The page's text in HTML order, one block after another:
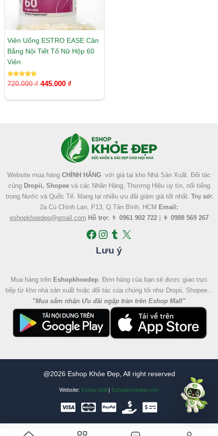
Viên Uống ESTRO EASE Cân
Bằng Nội Tiết Tố Nữ Hộp 60
Viên
Được xếp
hạng
720.000₫ 445.000 ₫
Website mua hàng CHÍNH HÃNG với giá tại kho Nhà Sản Xuất. Đối tác
cùng Dropii, Shopeevà các Nhãn Hàng, Thương Hiệu uy tín, nổi tiếng
trong Nước và Quốc Tế. Mang lại nhiều ưu đãi giảm giá tốt nhất. Trụ sở:
2a Cù Chính Lan, P13, Q.Tân Bình, HCM Email:
eshopkhoedep@gmail.com Hỗ trợ: 👨 0961 902 722| 👩 0988 569 267
Lưu ý
Mua hàng trên Eshopkhoedep. Đơn hàng của bạn sẻ được giao trực
tiếp từ kho nhà sản xuất hoặc đối tác của chúng tôi như Dropii, Shopee...
"Mua sắm nhận Ưu đãi ngập tràn trên Eshop Mall"
@2026 Eshop Khỏe Đẹp, All right reserved
Website: Eshop Mall Eshopkhoedep.com